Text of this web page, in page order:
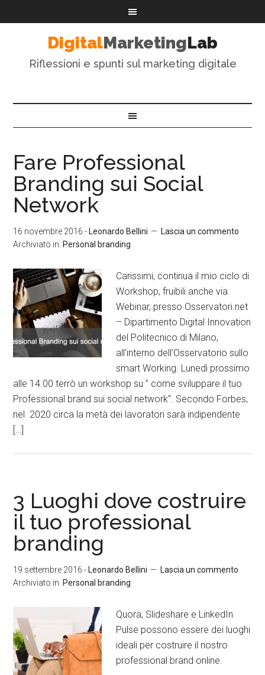
DigitalMarketingLab
Riflessioni e spunti sul marketing digitale
Fare Professional
Branding sui Social
Network
16 novembre 2016 - Leonardo Bellini
Lascia un commento
Archiviato in: Personal branding
Carissimi, continua il mio ciclo di
Workshop, fruibili anche via
Webinar, presso Osservatori.net
– Dipartimento Digital Innovation
del Politecnico di Milano,
all’interno dell’Osservatorio sullo
smart Working. Lunedì prossimo
alle 14.00 terrò un workshop su ” come sviluppare il tuo
Professional brand sui social network“. Secondo Forbes,
nel 2020 circa la metà dei lavoratori sarà indipendente
[…]
3 Luoghi dove costruire
il tuo professional
branding
19 settembre 2016 - Leonardo Bellini
Lascia un commento
Archiviato in: Personal branding
Quora, Slideshare e LinkedIn
Pulse possono essere dei luoghi
ideali per costruire il nostro
professional brand online.